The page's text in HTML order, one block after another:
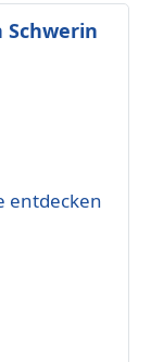
entdecken